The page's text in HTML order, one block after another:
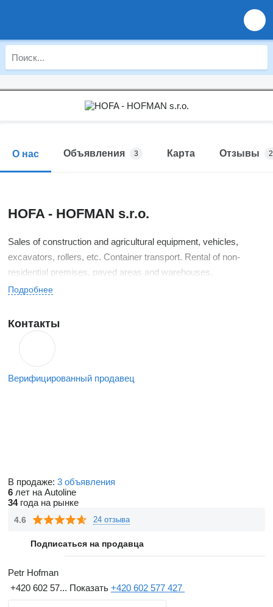
О нас Объявления 3 Карта Отзывы
HOFA - HOFMAN s.r.o.
Sales of construction and agricultural equipment, vehicles,
excavators, rollers, etc. Container transport. Rental of non-
residential premises, paved areas and warehouses.
Подробнее
Контакты
Верифицированный продавец
В продаже: 3 объявления
6 лет на Autoline
34года на рынке
4.6 24 отзыва
Подписаться на продавца
Petr Hofman
+420 602 57... Показать +420 602 577 427